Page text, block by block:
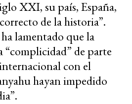
XXI, su país, España,
de la historia”.
lamentado que la
“complicidad” de parte
con el
hayan impedido